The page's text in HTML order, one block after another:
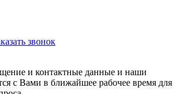
звонок
и контактные данные и наши
с Вами в ближайшее рабочее время для